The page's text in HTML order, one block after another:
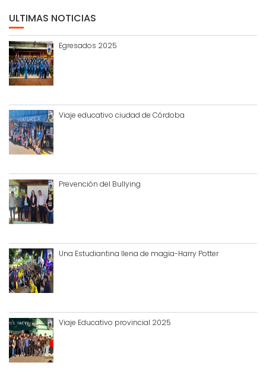
ULTIMAS NOTICIAS
Egresados 2025
Viaje educativo ciudad de Córdoba
Prevención del Bullying
Una Estudiantina llena de magia-Harry Potter
Viaje Educativo provincial 2025